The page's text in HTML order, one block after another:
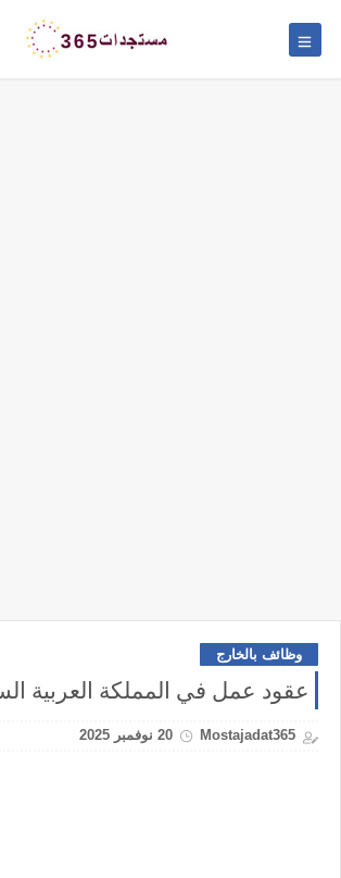
وظائف بالخارج
عقود عمل في المملكة العربية
Mostajadat365 20 نوفمبر 2025